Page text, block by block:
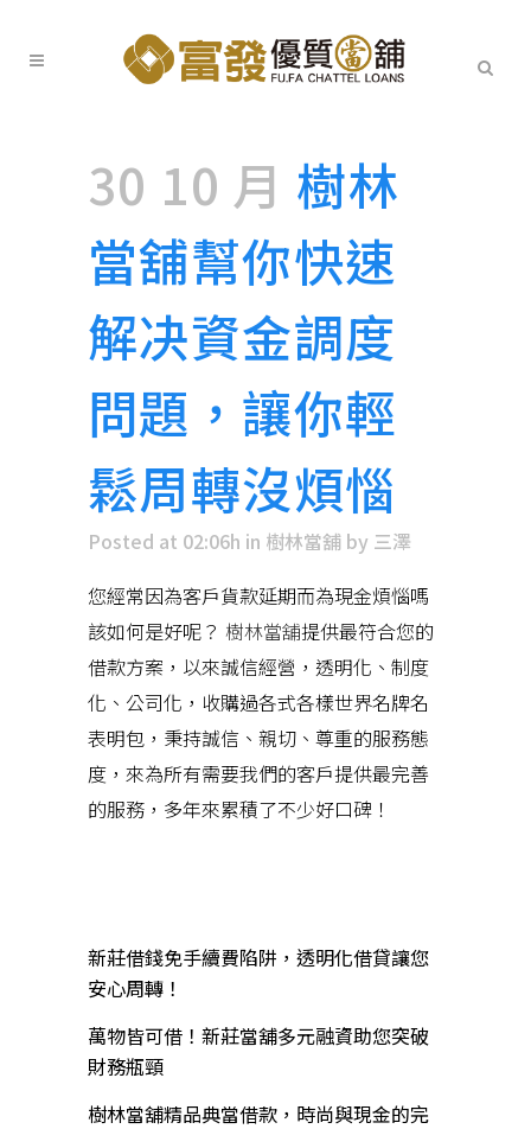
30 10 月 樹林
當舖幫你快速
解决資金調度
問題，讓你輕
鬆周轉沒煩惱
Posted at 02:06h in 樹林當舖 by 三澤
您經常因為客戶貨款延期而為現金煩惱嗎
該如何是好呢？ 樹林當舖提供最符合您的
借款方案，以來誠信經營，透明化、制度
化、公司化，收購過各式各樣世界名牌名
表明包，秉持誠信、親切、尊重的服務態
度，來為所有需要我們的客戶提供最完善
的服務，多年來累積了不少好口碑！
新莊借錢免手續費陷阱，透明化借貸讓您
安心周轉！
萬物皆可借！新莊當舖多元融資助您突破
財務瓶頸
樹林當舖精品典當借款，時尚與現金的完